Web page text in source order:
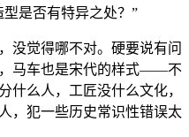
是否有特异之处？”
没觉得哪不对。硬要说有问
马车也是宋代的样式——不
什么人，工匠没什么文化，
，犯一些历史常识性错误太